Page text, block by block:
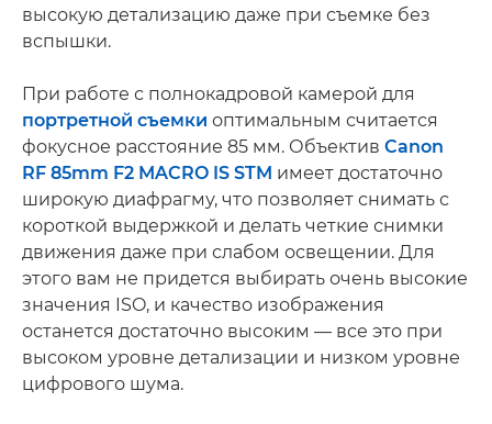
высокую детализацию даже при съемке без
вспышки.
При работе с полнокадровой камерой для
портретной съемки оптимальным считается
фокусное расстояние 85 мм. Объектив Canon
RF 85mm F2 MACRO IS STM имеет достаточно
широкую диафрагму, что позволяет снимать с
короткой выдержкой и делать четкие снимки
движения даже при слабом освещении. Для
этого вам не придется выбирать очень высокие
значения ISO, и качество изображения
останется достаточно высоким — все это при
высоком уровне детализации и низком уровне
цифрового шума.